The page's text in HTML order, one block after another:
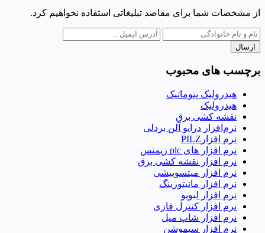
از مشخصات شما برای مقاصد تبلیغاتی استفاده نخواهیم کرد.
ارسال
برچسب های محبوب
هیدرولیک پنوماتیک
هیدرولیک
نقشه کشی برق
نرم‌افزار درایو آلن بردلی
نرم افزارPILZ
نرم افزار های plc زیمنس
نرم افزار نقشه کشی برق
نرم افزار میتسوبیشی
نرم افزار مانیتورینگ
نرم افزار لبویو
نرم افزار کنترل فازی
نرم افزار شاپ میل
نرم افزار سیموشن